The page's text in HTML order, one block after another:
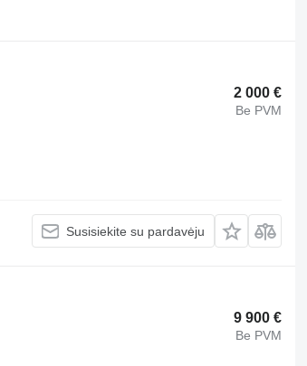
2 000 €
Be PVM
Susisiekite su pardavėju
9 900 €
Be PVM